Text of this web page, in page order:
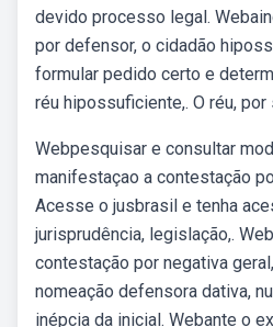
devido processo legal.
por defensor, o cidadão
formular pedido certo e
réu hipossuficiente,. O réu, por
Webpesquisar e consultar
manifestaçao a contestação
Acesse o jusbrasil e tenha
jurisprudência, legislação,.
contestação por negativa
nomeação defensora dativa,
inépcia da inicial. Webante o